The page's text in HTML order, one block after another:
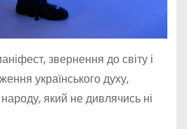
звернення до світу і
українського духу,
який не дивлячись ні